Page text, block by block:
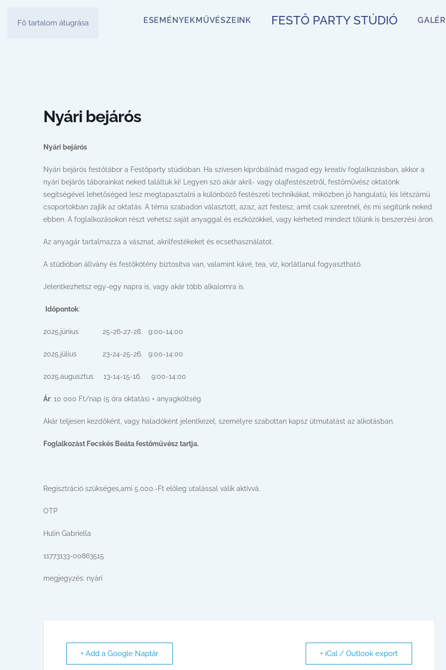
Fő tartalom átugrása ESEMÉNYEKMŰVÉSZEINK FESTŐ PARTY STÚDIÓ
Nyári bejárós
Nyári bejárós
Nyári bejárós festőtábor a Festőparty stúdióban. Ha szívesen kipróbálnád magad egy kreatív foglalkozásban, akkor a
nyári bejárós táborainkat neked találtuk ki! Legyen szó akár akril- vagy olajfestészetről, festőművész oktatónk
segítségével lehetőséged lesz megtapasztalni a különböző festészeti technikákat, miközben jó hangulatú, kis létszámú
csoportokban zajlik az oktatás. A téma szabadon választott, azaz, azt festesz, amit csak szeretnél, és mi segítünk neked
ebben. A foglalkozásokon részt vehetsz saját anyaggal és eszközökkel, vagy kérheted mindezt tőlünk is beszerzési áron.
Az anyagár tartalmazza a vásznat, akrilfestékeket és ecsethasználatot.
A stúdióban állvány és festőkötény biztosítva van, valamint kávé, tea, víz, korlátlanul fogyasztható.
Jelentkezhetsz egy-egy napra is, vagy akár több alkalomra is.
Időpontok:
2025.június 25-26-27-28. 9:00-14:00
2025.július 23-24-25-26. 9:00-14:00
2025.augusztus 13-14-15-16. 9:00-14:00
Ár: 10 000 Ft/nap (5 óra oktatás) + anyagköltség
Akár teljesen kezdőként, vagy haladóként jelentkezel, személyre szabottan kapsz útmutatást az alkotásban.
Foglalkozást Fecskés Beáta festőművész tartja.
Regisztráció szükséges,ami 5.000.-Ft előleg utalással válik aktívvá.
OTP
Hulin Gabriella
11773133-00863515
megjegyzés: nyári
+ Add a Google Naptár + iCal / Outlook export